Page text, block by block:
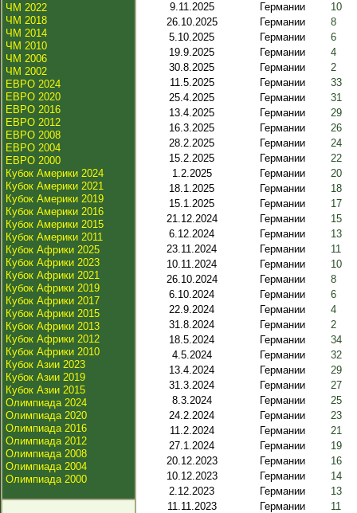
ЧМ 2022
ЧМ 2018
ЧМ 2014
ЧМ 2010
ЧМ 2006
ЧМ 2002
ЕВРО 2024
ЕВРО 2020
ЕВРО 2016
ЕВРО 2012
ЕВРО 2008
ЕВРО 2004
ЕВРО 2000
Кубок Америки 2024
Кубок Америки 2021
Кубок Америки 2019
Кубок Америки 2016
Кубок Америки 2015
Кубок Америки 2011
Кубок Африки 2025
Кубок Африки 2023
Кубок Африки 2021
Кубок Африки 2019
Кубок Африки 2017
Кубок Африки 2015
Кубок Африки 2013
Кубок Африки 2012
Кубок Африки 2010
Кубок Азии 2023
Кубок Азии 2019
Кубок Азии 2015
Олимпиада 2024
Олимпиада 2020
Олимпиада 2016
Олимпиада 2012
Олимпиада 2008
Олимпиада 2004
Олимпиада 2000
9.11.2025
Германии
10
26.10.2025
Германии
8
5.10.2025
Германии
6
19.9.2025
Германии
4
30.8.2025
Германии
2
11.5.2025
Германии
33
25.4.2025
Германии
31
13.4.2025
Германии
29
16.3.2025
Германии
26
28.2.2025
Германии
24
15.2.2025
Германии
22
1.2.2025
Германии
20
18.1.2025
Германии
18
15.1.2025
Германии
17
21.12.2024
Германии
15
6.12.2024
Германии
13
23.11.2024
Германии
11
10.11.2024
Германии
10
26.10.2024
Германии
8
6.10.2024
Германии
6
22.9.2024
Германии
4
31.8.2024
Германии
2
18.5.2024
Германии
34
4.5.2024
Германии
32
13.4.2024
Германии
29
31.3.2024
Германии
27
8.3.2024
Германии
25
24.2.2024
Германии
23
11.2.2024
Германии
21
27.1.2024
Германии
19
20.12.2023
Германии
16
10.12.2023
Германии
14
2.12.2023
Германии
13
11.11.2023
Германии
11